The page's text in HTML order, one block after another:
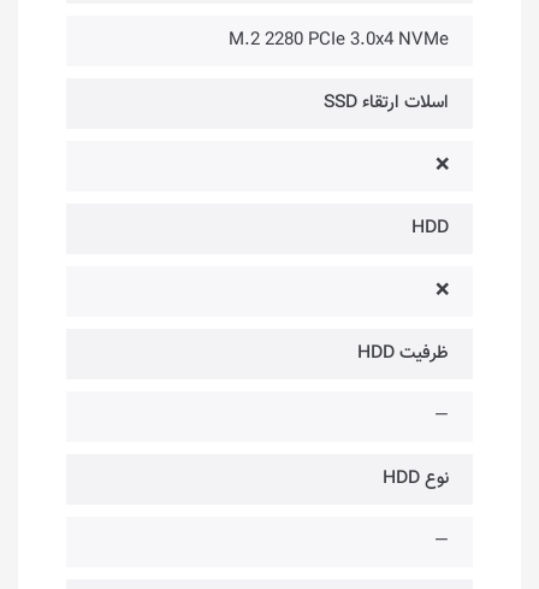
M.2 2280 PCIe 3.0x4 NVMe
اسلات ارتقاء SSD
❌
HDD
❌
ظرفیت HDD
—
نوع HDD
—